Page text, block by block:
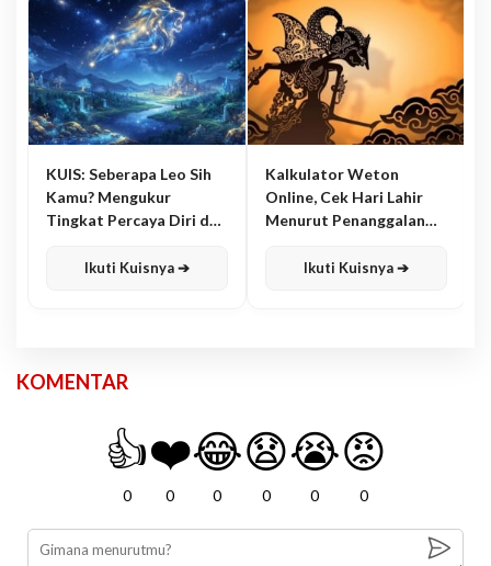
KUIS: Seberapa Leo Sih
Kamu? Mengukur
Tingkat Percaya Diri dan
Ikuti Kuisnya ➔
Kalkulator Weton
Online, Cek Hari Lahir
Menurut Penanggalan
Ikuti Kuisnya ➔
KOMENTAR
👍
0
❤️
0
😂
0
😧
0
😭
0
😡
0